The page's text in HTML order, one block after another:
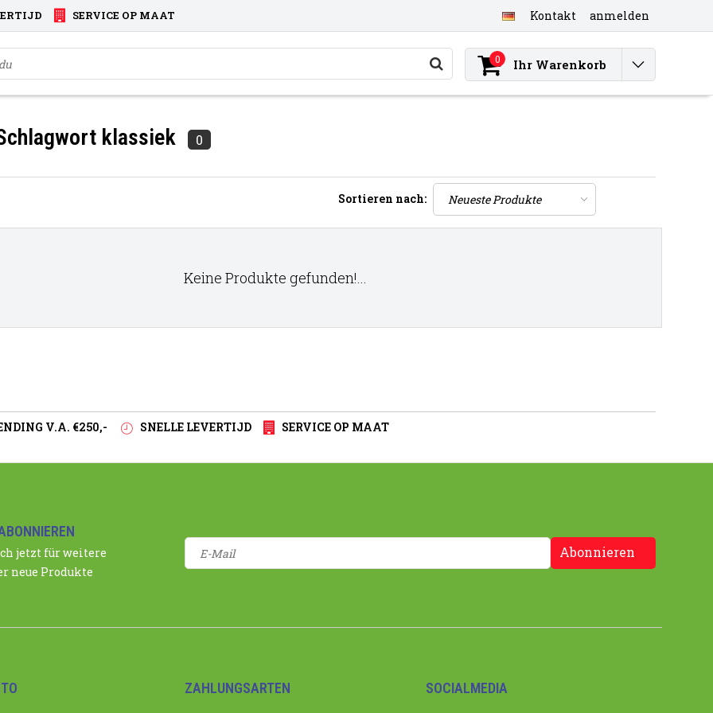
SERVICE OP MAAT Kontakt anmelden
0 Ihr Warenkorb
klassiek 0
Sortieren nach:
Keine Produkte gefunden!...
V.A. €250,- SNELLE LEVERTIJD SERVICE OP MAAT
jetzt für weitere
neue Produkte
Abonnieren
ZAHLUNGSARTEN SOCIALMEDIA